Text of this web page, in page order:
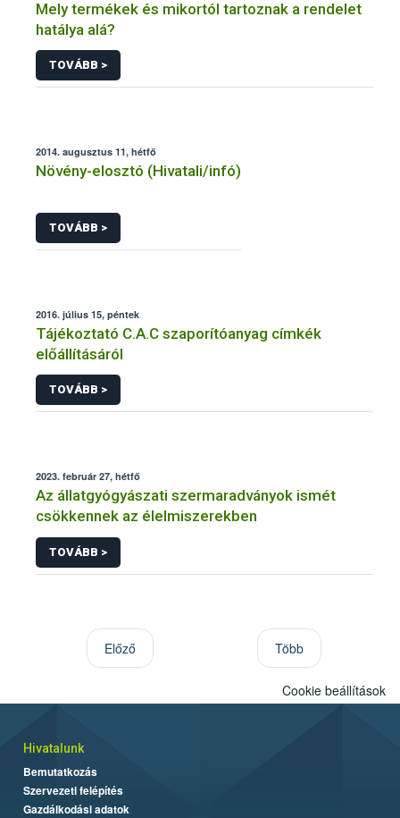
Mely termékek és mikortól tartoznak a rendelet
hatálya alá?
TOVÁBB >
2014. augusztus 11, hétfő
Növény-elosztó (Hivatali/infó)
TOVÁBB >
2016. július 15, péntek
Tájékoztató C.A.C szaporítóanyag címkék
előállításáról
TOVÁBB >
2023. február 27, hétfő
Az állatgyógyászati szermaradványok ismét
csökkennek az élelmiszerekben
TOVÁBB >
Előző Több
Cookie beállítások
Hivatalunk
Bemutatkozás
Szervezeti felépítés
Gazdálkodási adatok